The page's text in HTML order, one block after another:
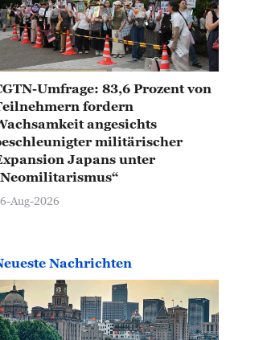
Umfrage: 83,6 Prozent von
fordern
angesichts
militärischer
Japans unter
Aug-2026
Nachrichten